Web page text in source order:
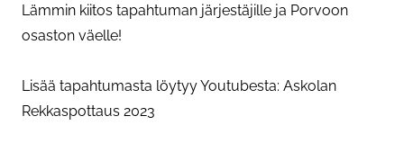
Lämmin kiitos tapahtuman järjestäjille ja Porvoon
osaston väelle!
Lisää tapahtumasta löytyy Youtubesta: Askolan
Rekkaspottaus 2023